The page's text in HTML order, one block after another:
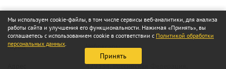
Тип
Город Чебоксары
429334, Российская Федерация,
Мы используем cookie-файлы, в том числе сервисы веб-аналитики, для анализа
работы сайта и улучшения его функциональности. Нажимая «Принять», вы
соглашаетесь с использованием cookie в соответствии с Политикой обработки
персональных данных.
Принять